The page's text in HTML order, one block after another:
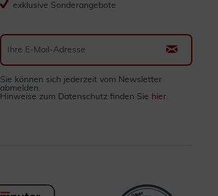
exklusive Sonderangebote
Sie können sich jederzeit vom Newsletter
abmelden.
Hinweise zum Datenschutz finden Sie hier.